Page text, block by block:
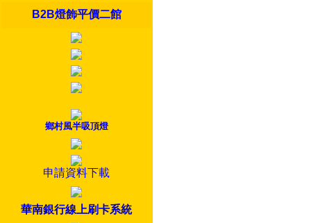
B2B燈飾平價二館
鄉村風半吸頂燈
申請資料下載
華南銀行線上刷卡系統